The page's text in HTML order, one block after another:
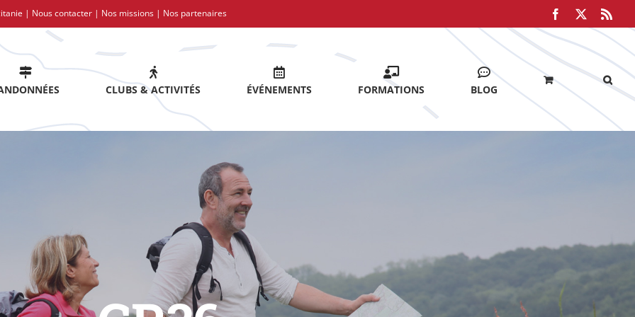
| Nous contacter | Nos missions | Nos partenaires Facebook
CLUBS & ACTIVITÉS ÉVÉNEMENTS FORMATIONS BLOG